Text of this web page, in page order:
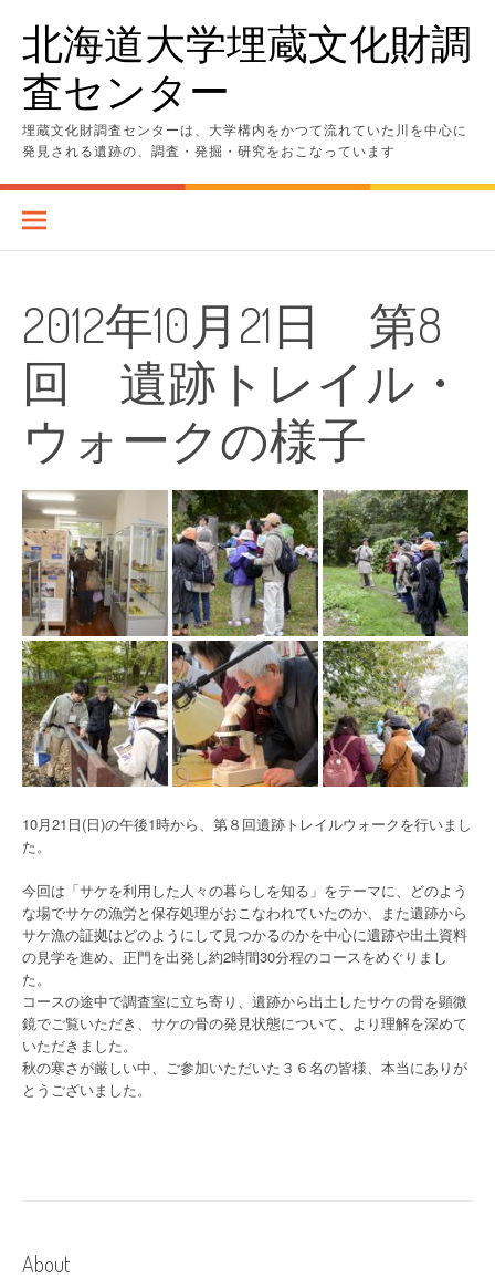
ッ
北海道大学埋蔵文化財調
査センター
埋蔵文化財調査センターは、大学構内をかつて流れていた川を中心に
発見される遺跡の、調査・発掘・研究をおこなっています
2012年10月21日 第8
回 遺跡トレイル・
ウォークの様子
10月21日(日)の午後1時から、第８回遺跡トレイルウォークを行いまし
た。
今回は「サケを利用した人々の暮らしを知る」をテーマに、どのよう
な場でサケの漁労と保存処理がおこなわれていたのか、また遺跡から
サケ漁の証拠はどのようにして見つかるのかを中心に遺跡や出土資料
の見学を進め、正門を出発し約2時間30分程のコースをめぐりまし
た。
コースの途中で調査室に立ち寄り、遺跡から出土したサケの骨を顕微
鏡でご覧いただき、サケの骨の発見状態について、より理解を深めて
いただきました。
秋の寒さが厳しい中、ご参加いただいた３６名の皆様、本当にありが
とうございました。
About